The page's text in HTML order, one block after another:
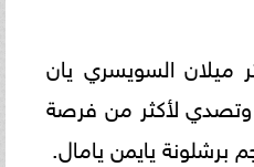
ميلان السويسري يان
وتصدي لأكثر من فرصة
يايمن يامال.